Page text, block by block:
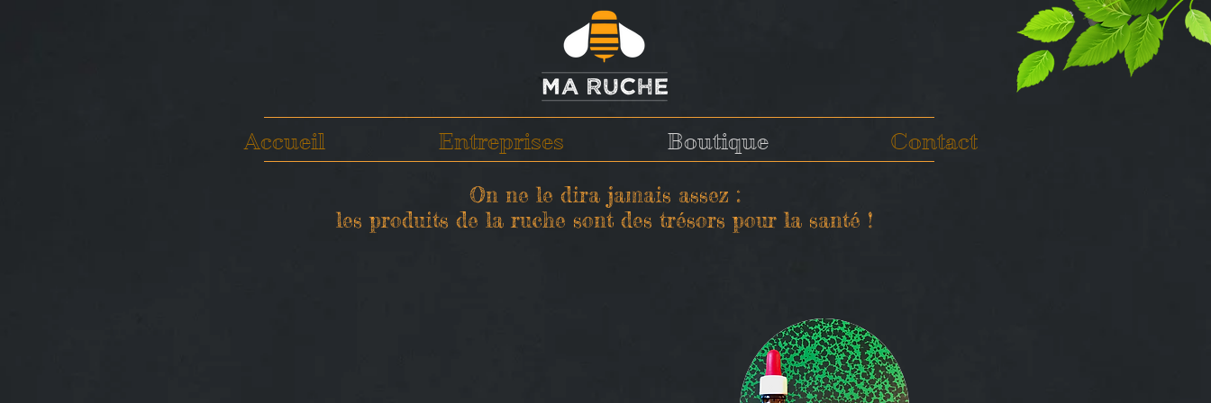
On ne le dira jamais assez :
les produits de la ruche sont des trésors pour la santé !
Accueil Entreprises Boutique Contact